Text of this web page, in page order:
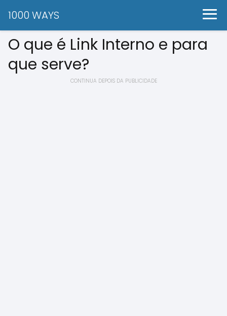
1000 WAYS
O que é Link Interno e para
que serve?
CONTINUA DEPOIS DA PUBLICIDADE